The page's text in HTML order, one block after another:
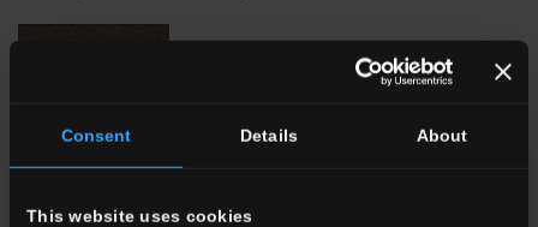
Consent Details About
This website uses cookies
TG Caffè Brick